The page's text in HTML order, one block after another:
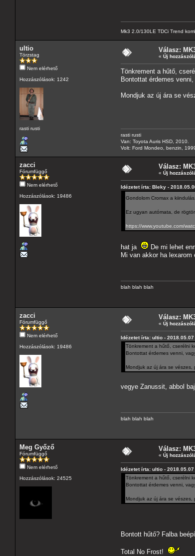
Mk3 2.0/130LE TDCi Trend
ultio
Törzstag
Nem elérhető
Hozzászólások: 1242
rasti rusti
Válasz:
« Új
Tönkrement a hűtő,
Bontottat érdemes
Mondjuk az új ára se
rasti rusti
Van: Toyota Auris HSD, 2010.
Volt: Ford Mondeo, benzin,
zacci
Fórumfüggő
Nem elérhető
Hozzászólások: 19486
Válasz:
« Új
Idézetet írta: Bleky -
Gondolom Cromax a kiindulás.
Ez ugyan autómata, de
https://www.youtube.com/
hat ja
De mi lehet
Mi van akkor ha
blah blah blah
zacci
Fórumfüggő
Nem elérhető
Hozzászólások: 19486
Válasz:
« Új
Idézetet írta: ultio - 2018.05.07
Tönkrement a hűtő, cserélni
Bontottat érdemes venni,
Mondjuk az új ára se
vegye Zanussit, abbol
blah blah blah
Meg Győző
Fórumfüggő
Nem elérhető
Hozzászólások: 24525
Válasz:
« Új
Idézetet írta: ultio - 2018.05.07
Tönkrement a hűtő, cserélni
Bontottat érdemes venni,
Mondjuk az új ára se
Bontott hűtő? Falba
Total No Frost!